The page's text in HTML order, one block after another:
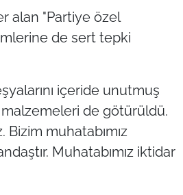
alan "Partiye özel
de sert tepki
içeride unutmuş
malzemeleri de götürüldü.
muhatabımız
Muhatabımız iktidar